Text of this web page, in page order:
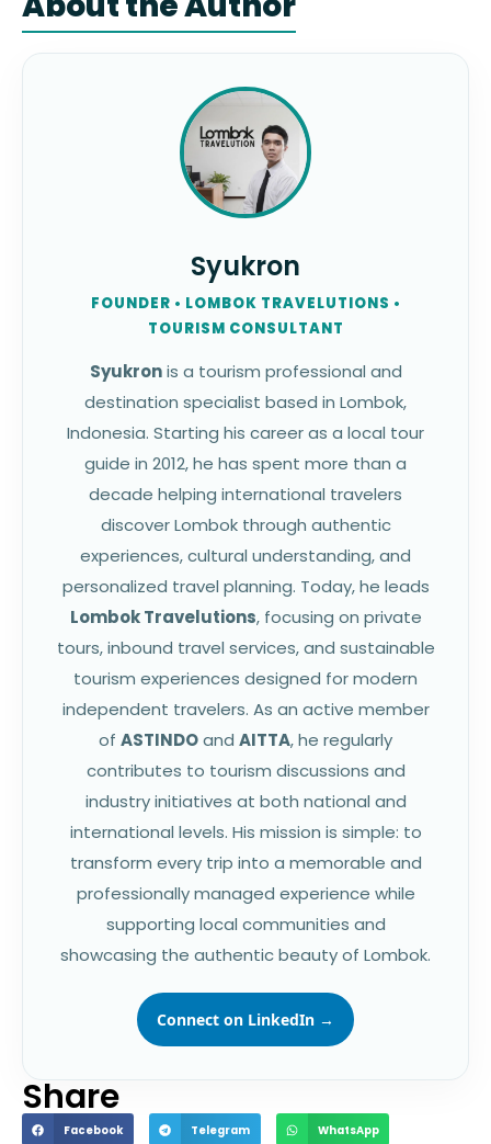
Syukron
FOUNDER • LOMBOK TRAVELUTIONS •
TOURISM CONSULTANT
Syukronis a tourism professional and
destination specialist based in Lombok,
Indonesia. Starting his career as a local tour
guide in 2012, he has spent more than a
decade helping international travelers
discover Lombok through authentic
experiences, cultural understanding, and
personalized travel planning. Today, he leads
Lombok Travelutions, focusing on private
tours, inbound travel services, and sustainable
tourism experiences designed for modern
independent travelers. As an active member
of ASTINDOand AITTA, he regularly
contributes to tourism discussions and
industry initiatives at both national and
international levels. His mission is simple: to
transform every trip into a memorable and
professionally managed experience while
supporting local communities and
showcasing the authentic beauty of Lombok.
Connect on LinkedIn →
Share
Facebook Telegram WhatsApp